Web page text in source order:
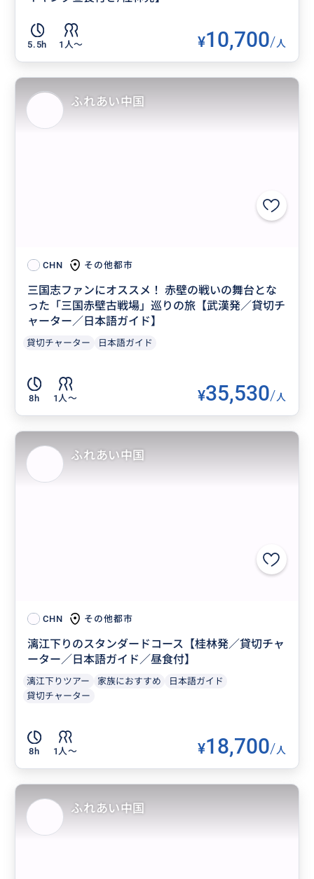
5.5h 1人〜 ¥10,700/人
CHN その他都市
三国志ファンにオススメ！ 赤壁の戦いの舞台とな
った「三国赤壁古戦場」巡りの旅【武漢発／貸切チ
ャーター／日本語ガイド】
貸切チャーター 日本語ガイド
8h 1人〜 ¥35,530/人
ふれあい中国
CHN その他都市
漓江下りのスタンダードコース【桂林発／貸切チャ
ーター／日本語ガイド／昼食付】
漓江下りツアー 家族におすすめ
日本語ガイド
貸切チャーター
8h 1人〜 ¥18,700/人
ふれあい中国
ふれあい中国